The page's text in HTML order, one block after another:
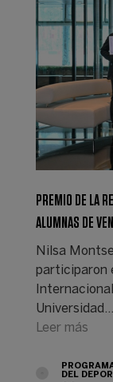
PREMIO DE LA
ALUMNAS DE
Nilsa
participaron
Universidad…
Leer más
DEL